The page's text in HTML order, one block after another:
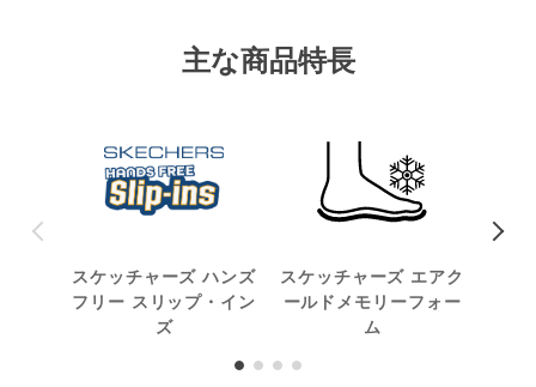
主な商品特長
スケッチャーズ ハンズ
フリー スリップ・イン
ズ
スケッチャーズ エアク
ールドメモリーフォー
ム